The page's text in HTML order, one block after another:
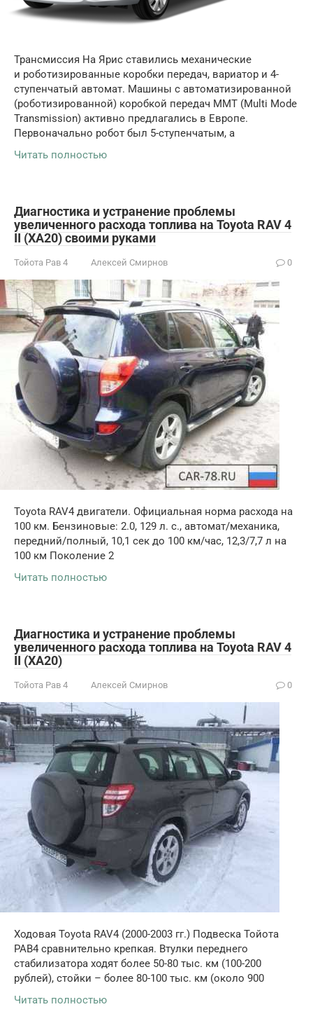
Трансмиссия На Ярис ставились механические
и роботизированные коробки передач, вариатор и 4-
ступенчатый автомат. Машины с автоматизированной
(роботизированной) коробкой передач ММТ (Multi Mode
Transmission) активно предлагались в Европе.
Первоначально робот был 5-ступенчатым, а
Читать полностью
Диагностика и устранение проблемы
увеличенного расхода топлива на Toyota RAV 4
II (XA20) своими руками
Тойота Рав 4 Алексей Смирнов 0
Toyota RAV4 двигатели. Официальная норма расхода на
100 км. Бензиновые: 2.0, 129 л. с., автомат/механика,
передний/полный, 10,1 сек до 100 км/час, 12,3/7,7 л на
100 км Поколение 2
Читать полностью
Диагностика и устранение проблемы
увеличенного расхода топлива на Toyota RAV 4
II (XA20)
Тойота Рав 4 Алексей Смирнов 0
Ходовая Toyota RAV4 (2000-2003 гг.) Подвеска Тойота
РАВ4 сравнительно крепкая. Втулки переднего
стабилизатора ходят более 50-80 тыс. км (100-200
рублей), стойки – более 80-100 тыс. км (около 900
Читать полностью